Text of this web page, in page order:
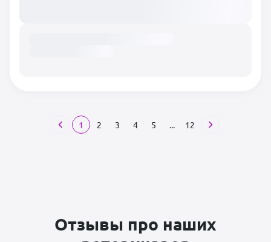
1 2 3 4 5 ... 12
Отзывы про наших